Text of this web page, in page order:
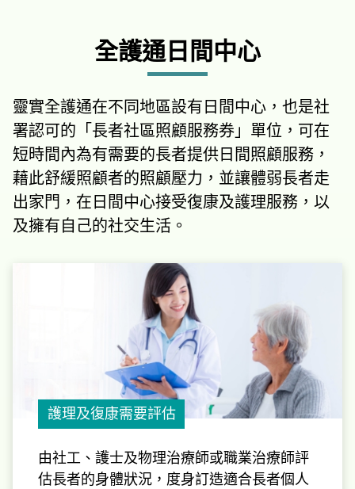
全護通日間中心
靈實全護通在不同地區設有日間中心，也是社
署認可的「長者社區照顧服務券」單位，可在
短時間內為有需要的長者提供日間照顧服務，
藉此舒緩照顧者的照顧壓力，並讓體弱長者走
出家門，在日間中心接受復康及護理服務，以
及擁有自己的社交生活。
護理及復康需要評估
由社工、護士及物理治療師或職業治療師評
估長者的身體狀況，度身訂造適合長者個人